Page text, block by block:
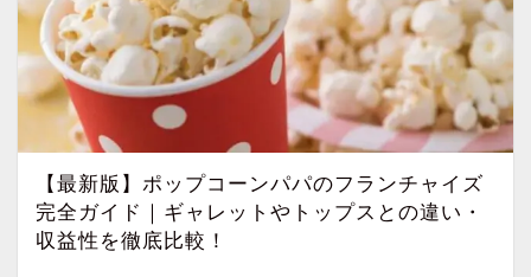
【最新版】ポップコーンパパのフランチャイズ
完全ガイド｜ギャレットやトップスとの違い・
収益性を徹底比較！